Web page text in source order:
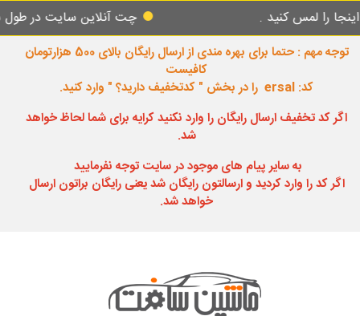
کنید . چت آنلاین سایت در طول شبانه
توجه مهم : حتما برای بهره مندی از ارسال رایگان بالای 500 هزارتومان
کافیست
کد: ersal را در بخش " کدتخفیف دارید؟ " وارد کنید.
اگر کد تخفیف ارسال رایگان را وارد نکنید کرایه برای شما لحاظ خواهد
شد.
به سایر پیام های موجود در سایت توجه نفرمایید
اگر کد را وارد کردید و ارسالتون رایگان شد یعنی رایگان براتون ارسال
خواهد شد.